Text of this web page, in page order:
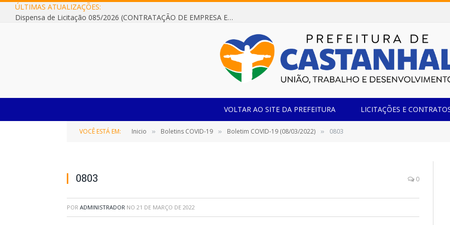
ÚLTIMAS ATUALIZAÇÕES:
Dispensa de Licitação 085/2026 (CONTRATAÇÃO DE EMPRESA ESPECIALIZADA NA FABRICAÇÃO DE MÓVEIS SOB MEDIDA COM ESTRUTURA METÁLICA EM METALON PARA ATENDIMENTO DAS NECESSIDADES DA SALA SIMOV DA EMEF MADRE MARIA VIGANÓ)
VOLTAR AO SITE DA PREFEITURA LICITAÇÕES E
VOCÊ ESTÁ EM: Inicio » Boletins COVID-19 » Boletim COVID-19 (08/03/2022) » 0803
0803 0
POR ADMINISTRADOR NO 21 DE MARÇO DE 2022